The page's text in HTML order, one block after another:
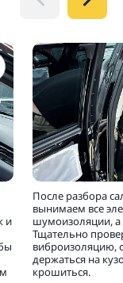
и
После разбора
вынимаем все
шумоизоляции, а
Тщательно
виброизоляцию,
держаться на
крошиться.